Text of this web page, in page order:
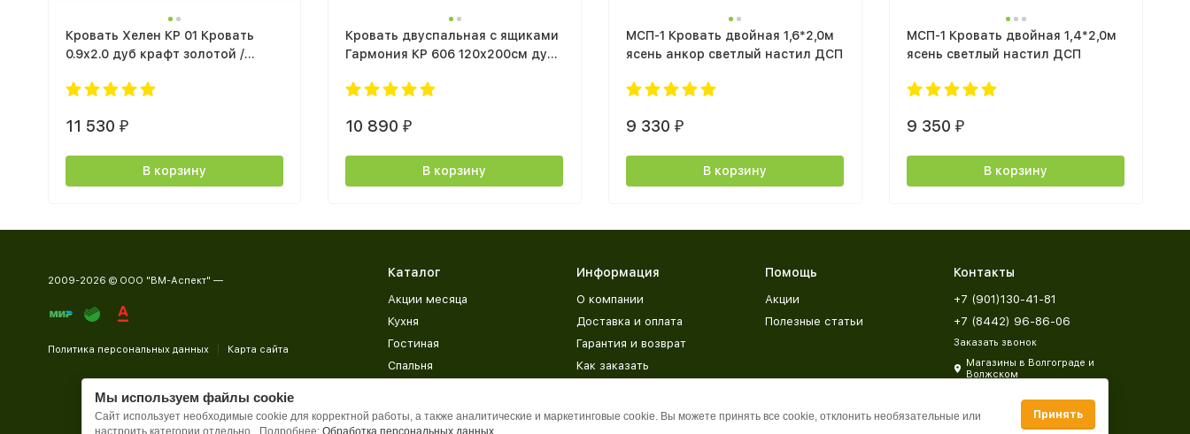
Кровать Хелен КР 01 Кровать
0.9х2.0 дуб крафт золотой /
11 530 ₽
В корзину
Кровать двуспальная с ящиками
Гармония КР 606 120x200см дуб
10 890₽
В корзину
МСП-1 Кровать двойная 1,6*2,0м
ясень анкор светлый настил ДСП
9 330 ₽
В корзину
МСП-1 Кровать двойная 1,4*2,0м
ясень светлый настил ДСП
9 350 ₽
В корзину
2009-2026 © ООО "ВМ-Аспект" —
Политика персональных данных Карта сайта
Каталог
Акции месяца
Кухня
Гостиная
Спальня
Прихожая
Информация
О компании
Доставка и оплата
Гарантия и возврат
Как заказать
База знаний
Помощь
Акции
Полезные статьи
Контакты
+7 (901)130-41-81
+7 (8442) 96-86-06
Заказать звонок
Магазины в Волгограде и
Волжском
Мы используем файлы cookie
Сайт использует необходимые cookie для корректной работы, а также аналитические и маркетинговые cookie. Вы можете принять все cookie, отклонить необязательные или
настроить категории отдельно.
Подробнее: Обработка персональных данных
Принять